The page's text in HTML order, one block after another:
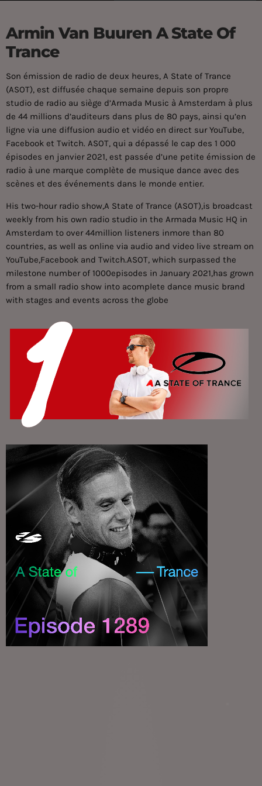
Armin Van Buuren A State Of
Trance
Son émission de radio de deux heures, A State of Trance
(ASOT), est diffusée chaque semaine depuis son propre
studio de radio au siège d’Armada Music à Amsterdam à plus
de 44 millions d’auditeurs dans plus de 80 pays, ainsi qu’en
ligne via une diffusion audio et vidéo en direct sur YouTube,
Facebook et Twitch. ASOT, qui a dépassé le cap des 1 000
épisodes en janvier 2021, est passée d’une petite émission de
radio à une marque complète de musique dance avec des
scènes et des événements dans le monde entier.
His two-hour radio show,A State of Trance (ASOT),is broadcast
weekly from his own radio studio in the Armada Music HQ in
Amsterdam to over 44million listeners inmore than 80
countries, as well as online via audio and video live stream on
YouTube,Facebook and Twitch.ASOT, which surpassed the
milestone number of 1000episodes in January 2021,has grown
from a small radio show into acomplete dance music brand
with stages and events across the globe